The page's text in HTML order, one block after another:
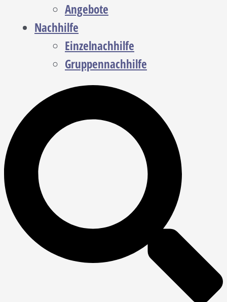
Angebote
Nachhilfe
Einzelnachhilfe
Gruppennachhilfe